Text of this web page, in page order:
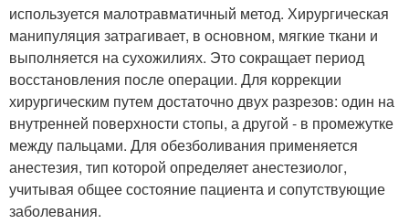
используется малотравматичный метод. Хирургическая
манипуляция затрагивает, в основном, мягкие ткани и
выполняется на сухожилиях. Это сокращает период
восстановления после операции. Для коррекции
хирургическим путем достаточно двух разрезов: один на
внутренней поверхности стопы, а другой - в промежутке
между пальцами. Для обезболивания применяется
анестезия, тип которой определяет анестезиолог,
учитывая общее состояние пациента и сопутствующие
заболевания.